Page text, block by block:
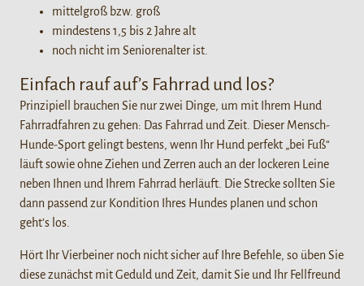
mittelgroß bzw. groß
mindestens 1,5 bis 2 Jahre alt
noch nicht im Seniorenalter ist.
Einfach rauf auf’s Fahrrad und los?
Prinzipiell brauchen Sie nur zwei Dinge, um mit Ihrem Hund
Fahrradfahren zu gehen: Das Fahrrad und Zeit. Dieser Mensch-
Hunde-Sport gelingt bestens, wenn Ihr Hund perfekt „bei Fuß“
läuft sowie ohne Ziehen und Zerren auch an der lockeren Leine
neben Ihnen und Ihrem Fahrrad herläuft. Die Strecke sollten Sie
dann passend zur Kondition Ihres Hundes planen und schon
geht’s los.
Hört Ihr Vierbeiner noch nicht sicher auf Ihre Befehle, so üben Sie
diese zunächst mit Geduld und Zeit, damit Sie und Ihr Fellfreund